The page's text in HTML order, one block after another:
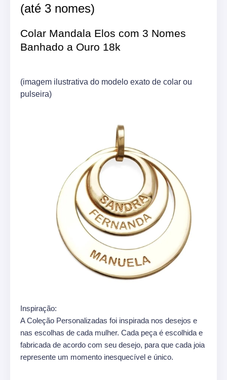
(até 3 nomes)
Colar Mandala Elos com 3 Nomes
Banhado a Ouro 18k
(imagem ilustrativa do modelo exato de colar ou
pulseira)
Inspiração:
A Coleção Personalizadas foi inspirada nos desejos e
nas escolhas de cada mulher. Cada peça é escolhida e
fabricada de acordo com seu desejo, para que cada joia
represente um momento inesquecível e único.